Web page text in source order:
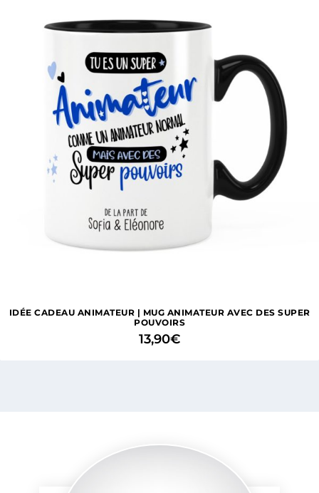
IDÉE CADEAU ANIMATEUR | MUG ANIMATEUR AVEC DES SUPER
POUVOIRS
13,90€